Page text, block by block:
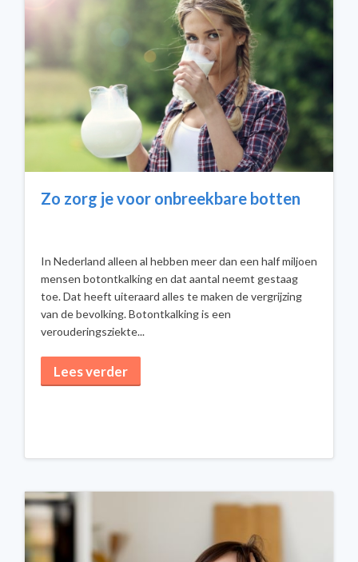
Zo zorg je voor onbreekbare botten
In Nederland alleen al hebben meer dan een half miljoen
mensen botontkalking en dat aantal neemt gestaag
toe. Dat heeft uiteraard alles te maken de vergrijzing
van de bevolking. Botontkalking is een
verouderingsziekte...
Lees verder